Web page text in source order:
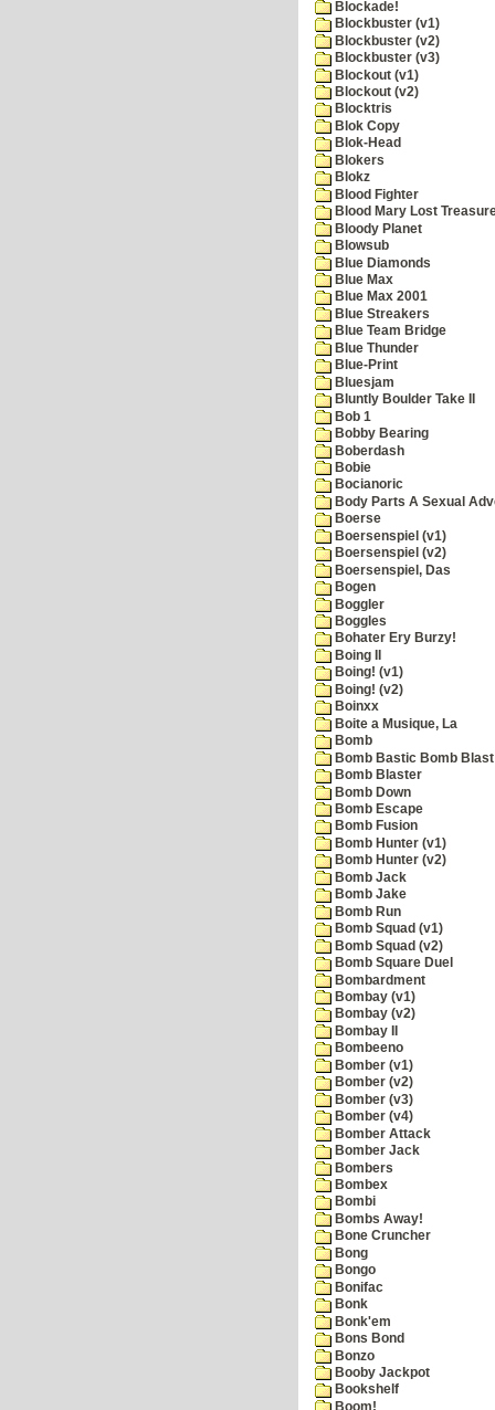
Blockade!
Blockbuster (v1)
Blockbuster (v2)
Blockbuster (v3)
Blockout (v1)
Blockout (v2)
Blocktris
Blok Copy
Blok-Head
Blokers
Blokz
Blood Fighter
Blood Mary Lost
Bloody Planet
Blowsub
Blue Diamonds
Blue Max
Blue Max 2001
Blue Streakers
Blue Team Bridge
Blue Thunder
Blue-Print
Bluesjam
Bluntly Boulder Take II
Bob 1
Bobby Bearing
Boberdash
Bobie
Bocianoric
Body Parts A Sexual
Boerse
Boersenspiel (v1)
Boersenspiel (v2)
Boersenspiel, Das
Bogen
Boggler
Boggles
Bohater Ery Burzy!
Boing II
Boing! (v1)
Boing! (v2)
Boinxx
Boite a Musique, La
Bomb
Bomb Bastic Bomb
Bomb Blaster
Bomb Down
Bomb Escape
Bomb Fusion
Bomb Hunter (v1)
Bomb Hunter (v2)
Bomb Jack
Bomb Jake
Bomb Run
Bomb Squad (v1)
Bomb Squad (v2)
Bomb Square Duel
Bombardment
Bombay (v1)
Bombay (v2)
Bombay II
Bombeeno
Bomber (v1)
Bomber (v2)
Bomber (v3)
Bomber (v4)
Bomber Attack
Bomber Jack
Bombers
Bombex
Bombi
Bombs Away!
Bone Cruncher
Bong
Bongo
Bonifac
Bonk
Bonk'em
Bons Bond
Bonzo
Booby Jackpot
Bookshelf
Boom!